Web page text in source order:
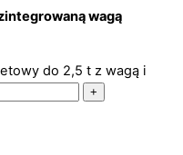
wagą
do 2,5 t z wagą i
+